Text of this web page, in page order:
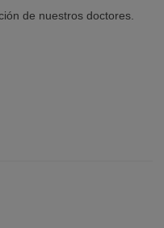
de nuestros doctores.